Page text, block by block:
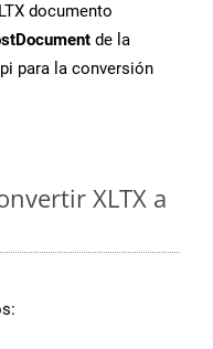
documento
de la
para la conversión
XLTX a